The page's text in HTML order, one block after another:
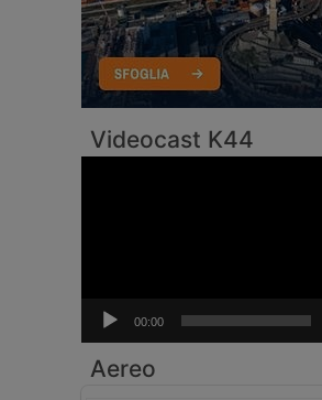
Videocast K44
00:00
Aereo